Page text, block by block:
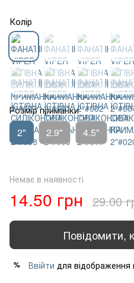
Колір
Розмір приманки
2" 2.9" 4.5"
Немає в наявності
14.50 грн 29.00
Повідомити,
% Ввійти для відображення